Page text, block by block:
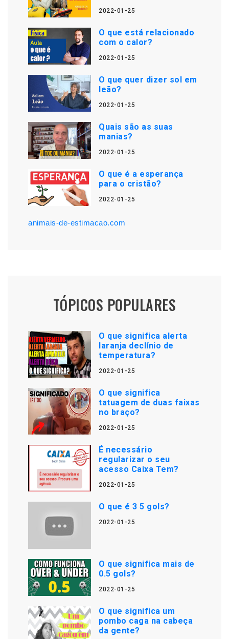
2022-01-25
O que está relacionado
com o calor?
2022-01-25
O que quer dizer sol em
leão?
2022-01-25
Quais são as suas
manias?
2022-01-25
O que é a esperança
para o cristão?
2022-01-25
animais-de-estimacao.com
TÓPICOS POPULARES
O que significa alerta
laranja declínio de
temperatura?
2022-01-25
O que significa
tatuagem de duas faixas
no braço?
2022-01-25
É necessário
regularizar o seu
acesso Caixa Tem?
2022-01-25
O que é 3 5 gols?
2022-01-25
O que significa mais de
0.5 gols?
2022-01-25
O que significa um
pombo caga na cabeça
da gente?